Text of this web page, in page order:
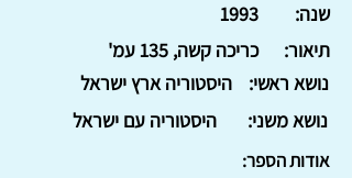
1993
שנה:
כריכה קשה, 135 עמ'
תיאור:
היסטוריה ארץ ישראל
נושא ראשי:
היסטוריה עם ישראל
נושא משני:
אודות הספר: